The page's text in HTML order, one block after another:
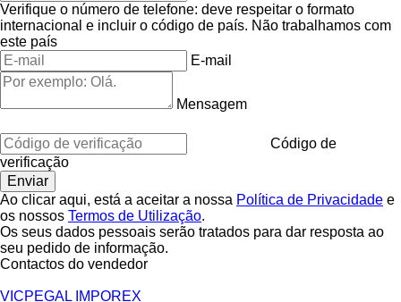
Verifique o número de telefone: deve respeitar o formato
internacional e incluir o código de país. Não trabalhamos com
este país
E-mail
Mensagem
Código de
verificação
Ao clicar aqui, está a aceitar a nossa Política de Privacidade e
os nossos Termos de Utilização.
Os seus dados pessoais serão tratados para dar resposta ao
seu pedido de informação.
Contactos do vendedor
VICPEGAL IMPOREX